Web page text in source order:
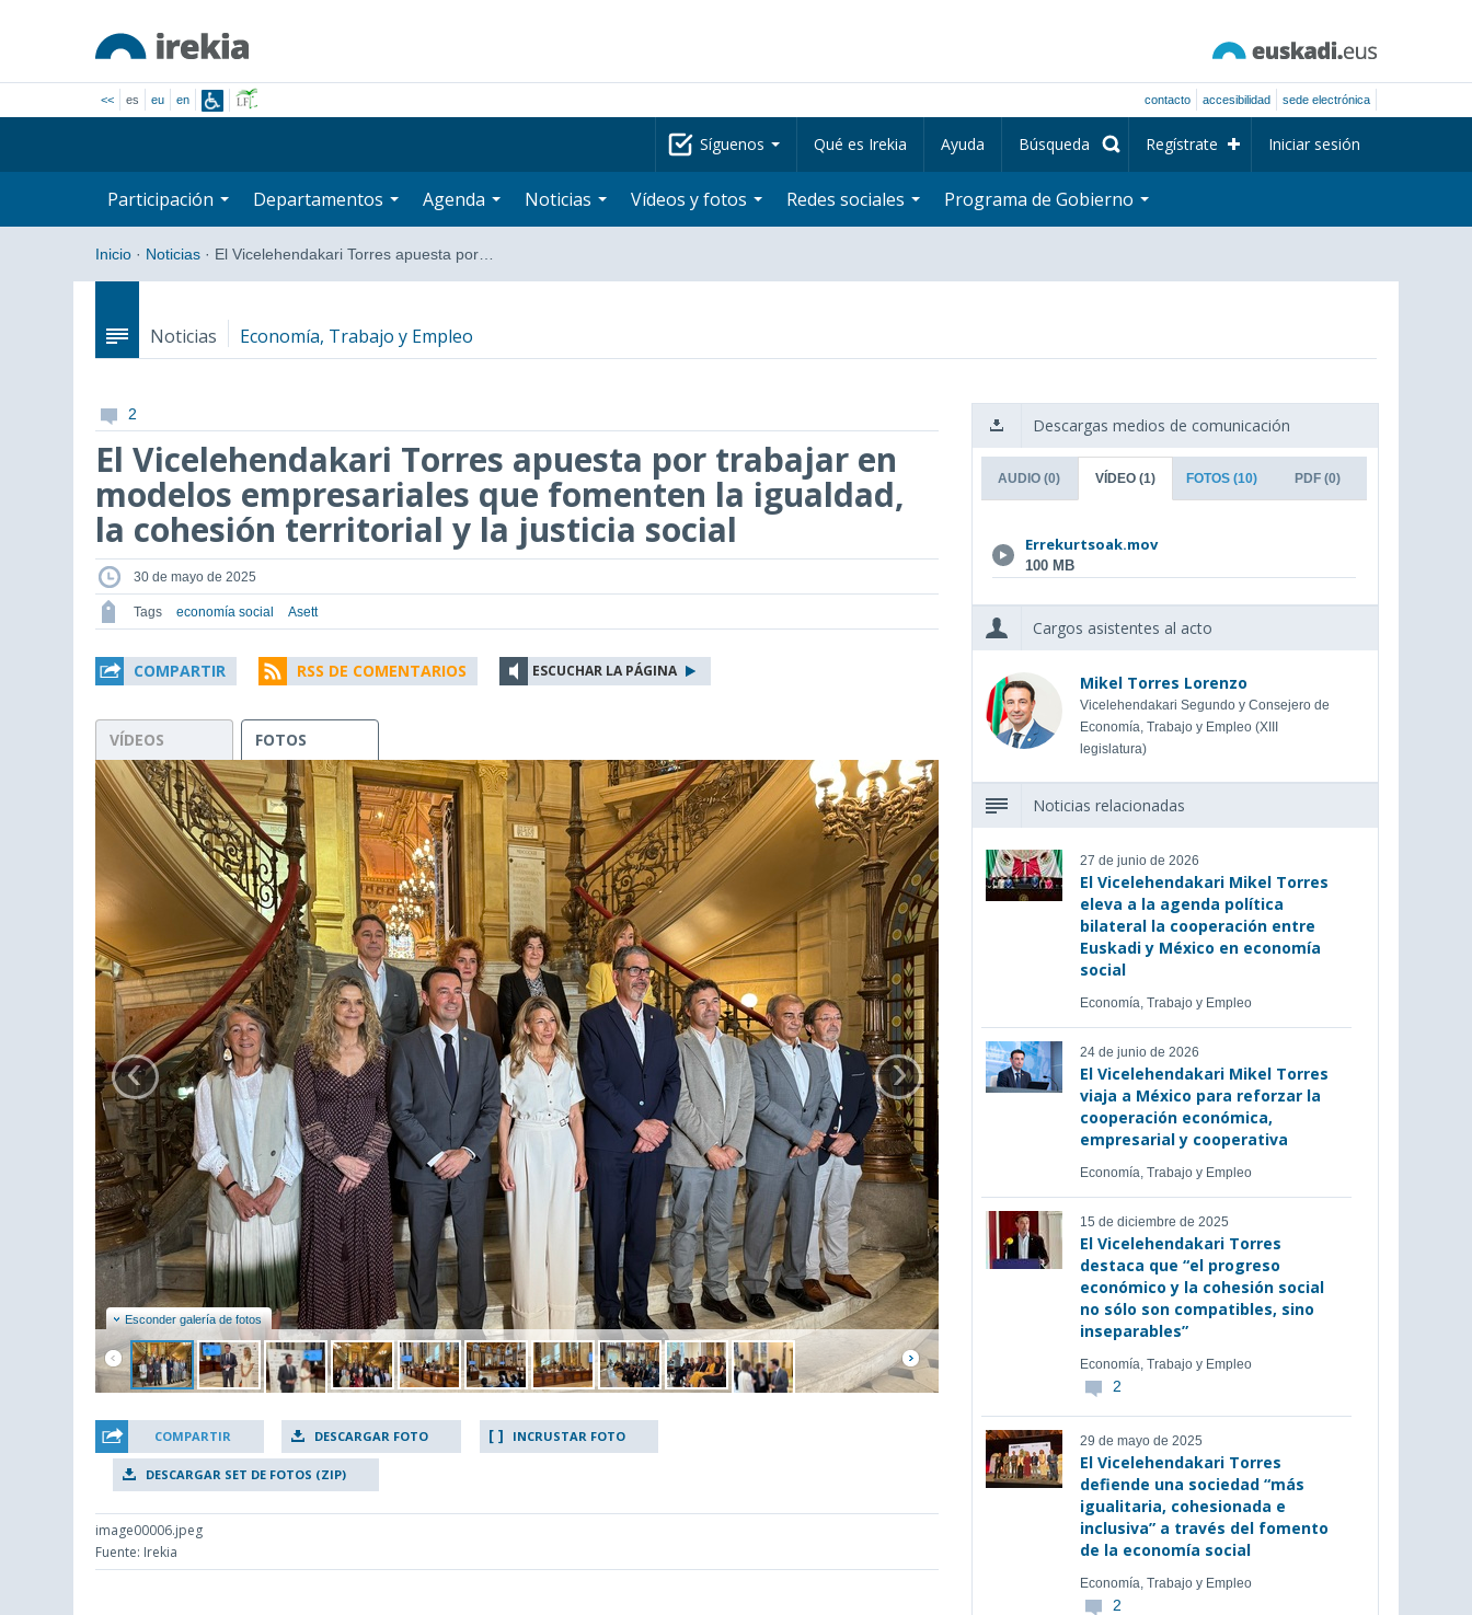
<< es eu en contacto accesibilidad sede electrónica
Síguenos Qué es Irekia Ayuda Búsqueda Regístrate Iniciar sesión
Participación Departamentos Agenda Noticias Vídeos y fotos Redes sociales Programa de Gobierno
Inicio · Noticias · El Vicelehendakari Torres apuesta por…
Noticias Economía, Trabajo y Empleo
2
El Vicelehendakari Torres apuesta por trabajar en
modelos empresariales que fomenten la igualdad,
la cohesión territorial y la justicia social
30 de mayo de 2025
Tags economía social Asett
COMPARTIR RSS DE COMENTARIOS ESCUCHAR LA PÁGINA
VÍDEOS FOTOS
‹ ›
Esconder galería de fotos
COMPARTIR DESCARGAR FOTO INCRUSTAR FOTO
DESCARGAR SET DE FOTOS (ZIP)
image00006.jpeg
Fuente: Irekia
Descargas medios de comunicación
AUDIO(0) VÍDEO(1) FOTOS(10) PDF (0)
Errekurtsoak.mov
100 MB
Cargos asistentes al acto
Mikel Torres Lorenzo
Vicelehendakari Segundo y Consejero de
Economía, Trabajo y Empleo (XIII
legislatura)
Noticias relacionadas
27 de junio de 2026
El Vicelehendakari Mikel Torres
eleva a la agenda política
bilateral la cooperación entre
Euskadi y México en economía
social
Economía, Trabajo y Empleo
24 de junio de 2026
El Vicelehendakari Mikel Torres
viaja a México para reforzar la
cooperación económica,
empresarial y cooperativa
Economía, Trabajo y Empleo
15 de diciembre de 2025
El Vicelehendakari Torres
destaca que “el progreso
económico y la cohesión social
no sólo son compatibles, sino
inseparables”
Economía, Trabajo y Empleo
2
29 de mayo de 2025
El Vicelehendakari Torres
defiende una sociedad “más
igualitaria, cohesionada e
inclusiva” a través del fomento
de la economía social
Economía, Trabajo y Empleo
2